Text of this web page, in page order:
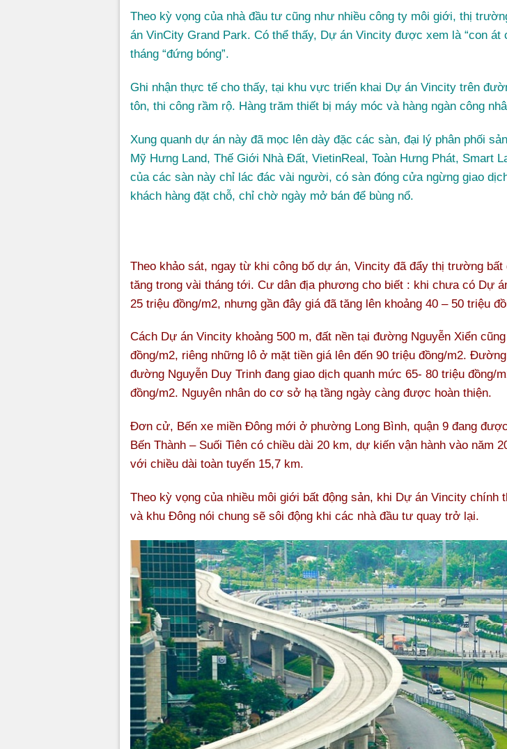
Theo kỳ vọng của nhà đầu tư cũng như nhiều công ty môi giới, thị
án VinCity Grand Park. Có thể thấy, Dự án Vincity được xem là “con
tháng “đứng bóng”.
Ghi nhận thực tế cho thấy, tại khu vực triển khai Dự án Vincity trên
tôn, thi công rầm rộ. Hàng trăm thiết bị máy móc và hàng ngàn công
Xung quanh dự án này đã mọc lên dày đặc các sàn, đại lý phân phối
Mỹ Hưng Land, Thế Giới Nhà Đất, VietinReal, Toàn Hưng Phát, Smart
của các sàn này chỉ lác đác vài người, có sàn đóng cửa ngừng giao
khách hàng đặt chỗ, chỉ chờ ngày mở bán để bùng nổ.
Theo khảo sát, ngay từ khi công bố dự án, Vincity đã đẩy thị trường
tăng trong vài tháng tới. Cư dân địa phương cho biết : khi chưa có Dự
25 triệu đồng/m2, nhưng gần đây giá đã tăng lên khoảng 40 – 50 triệu
Cách Dự án Vincity khoảng 500 m, đất nền tại đường Nguyễn Xiển
đồng/m2, riêng những lô ở mặt tiền giá lên đến 90 triệu đồng/m2.
đường Nguyễn Duy Trinh đang giao dịch quanh mức 65- 80 triệu
đồng/m2. Nguyên nhân do cơ sở hạ tầng ngày càng được hoàn thiện.
Đơn cử, Bến xe miền Đông mới ở phường Long Bình, quận 9 đang
Bến Thành – Suối Tiên có chiều dài 20 km, dự kiến vận hành vào năm
với chiều dài toàn tuyến 15,7 km.
Theo kỳ vọng của nhiều môi giới bất động sản, khi Dự án Vincity chính
và khu Đông nói chung sẽ sôi động khi các nhà đầu tư quay trở lại.